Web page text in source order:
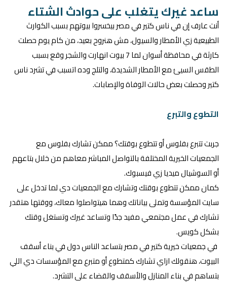
ساعد غيرك يتغلب على حوادث الشتاء
أنت عارف إن في ناس كتير في مصر بيخسروا بيوتهم بسبب الكوارث
الطبيعية زي الأمطار والسيول، مش هنروح بعيد، من كام يوم حصلت
كارثة في محافظة أسوان لما 7 بيوت انهارت والشجر وقع بسبب
الطقس السيئ مع الأمطار الشديدة، والتلج وده اتسبب في تشرد ناس
كتير وحصلت بعض حالات الوفاة والإصابات.
التطوع والتبرع
جربت تتبرع بفلوس أو تتطوع بوقتك؟ ممكن تشارك بفلوس مع
الجمعيات الخيرية المختلفة بالتواصل المباشر معاهم من خلال بتاعهم
أو السوشيال ميديا زي فيسبوك.
كمان ممكن تتطوع بوقتك وتشارك مع الجمعيات دي لما تدخل على
سايت المؤسسة وتملى بياناتك وهما هيتواصلوا معاك، ووقتها هتقدر
تشارك في عمل مجتمعي مفيد جدًا وتساعد غيرك وتستغل وقتك
بشكل كويس.
في جمعيات خيرية كتير في مصر بتساعد الناس دول في بناء أسقف
البيوت، هنقولك ازاي تشارك كمتطوع أو متبرع مع المؤسسات دي اللي
بتساهم في بناء المنازل والأسقف والقضاء على التشرد.